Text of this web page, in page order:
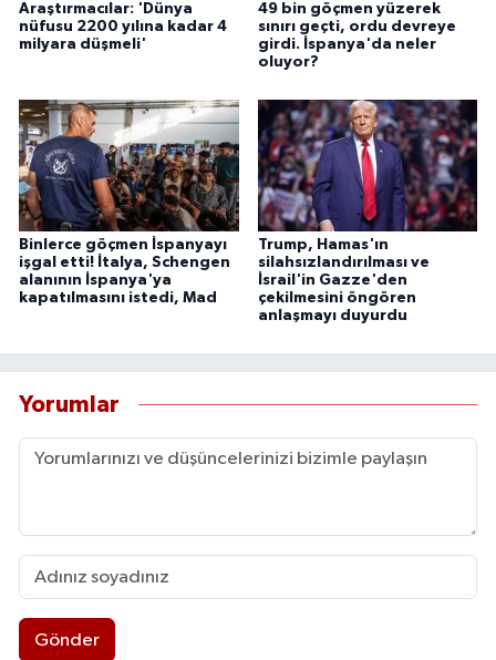
Araştırmacılar: 'Dünya
nüfusu 2200 yılına kadar 4
milyara düşmeli'
49 bin göçmen yüzerek
sınırı geçti, ordu devreye
girdi. İspanya'da neler
oluyor?
Binlerce göçmen İspanyayı
işgal etti! İtalya, Schengen
alanının İspanya'ya
kapatılmasını istedi, Mad
Trump, Hamas'ın
silahsızlandırılması ve
İsrail'in Gazze'den
çekilmesini öngören
anlaşmayı duyurdu
Yorumlar
Gönder